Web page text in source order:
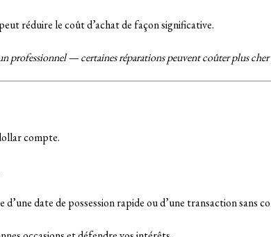
réduire le coût d’achat de façon significative.
professionnel — certaines réparations peuvent coûter plus cher
compte.
date de possession rapide ou d’une transaction sans